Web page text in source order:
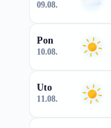
09.08.
Pon
10.08.
Uto
11.08.